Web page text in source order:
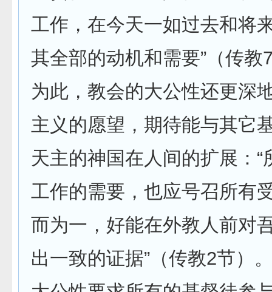
工作，在今天一如过去和将
其全部的动机和需要”（传教
为此，教会的大公性还更深
主义的愿望，期待能与其它
天主的神国在人间的扩展：“
工作的需要，也应号召所有
而为一，好能在外教人前对
出一致的证据”（传教2节）